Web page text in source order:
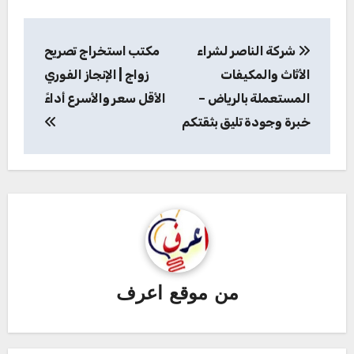
المقالات
شركة الناصر لشراء
الأثاث والمكيفات
المستعملة بالرياض –
خبرة وجودة تليق بثقتكم
مكتب استخراج تصريح
زواج | الإنجاز الفوري
الأقل سعر والأسرع أداءً‏
من موقع اعرف